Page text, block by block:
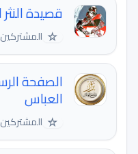
قصيدة النثر
☆ المشتركين:
الصفحة
العباس
☆ المشتركين: